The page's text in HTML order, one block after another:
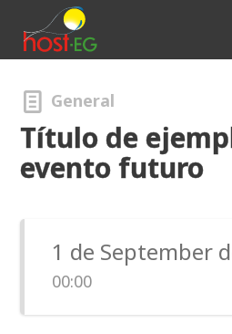
General
Título de
evento futuro
1 de September
00:00